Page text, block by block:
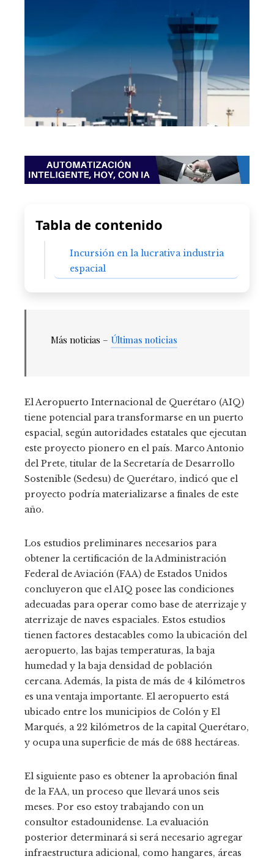
Tabla de contenido
Incursión en la lucrativa industria
espacial
Más noticias – Últimas noticias
El Aeropuerto Internacional de Querétaro (AIQ)
tiene potencial para transformarse en un puerto
espacial, según autoridades estatales que ejecutan
este proyecto pionero en el país. Marco Antonio
del Prete, titular de la Secretaría de Desarrollo
Sostenible (Sedesu) de Querétaro, indicó que el
proyecto podría materializarse a finales de este
año.
Los estudios preliminares necesarios para
obtener la certificación de la Administración
Federal de Aviación (FAA) de Estados Unidos
concluyeron que el AIQ posee las condiciones
adecuadas para operar como base de aterrizaje y
aterrizaje de naves espaciales. Estos estudios
tienen factores destacables como la ubicación del
aeropuerto, las bajas temperaturas, la baja
humedad y la baja densidad de población
cercana. Además, la pista de más de 4 kilómetros
es una ventaja importante. El aeropuerto está
ubicado entre los municipios de Colón y El
Marqués, a 22 kilómetros de la capital Querétaro,
y ocupa una superficie de más de 688 hectáreas.
El siguiente paso es obtener la aprobación final
de la FAA, un proceso que llevará unos seis
meses. Por eso estoy trabajando con un
consultor estadounidense. La evaluación
posterior determinará si será necesario agregar
infraestructura adicional, como hangares, áreas